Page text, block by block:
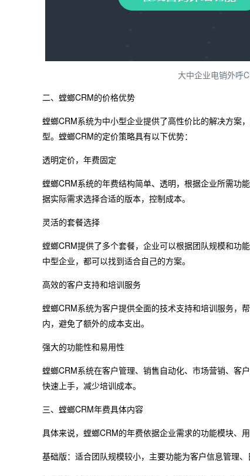
大中企业电销外呼
二、螳螂CRM的价格优势
螳螂CRM系统为中小型企业提供了高性价比的解决方案
型。螳螂CRM的定价策略具有以下优势：
透明定价，年费固定
螳螂CRM系统的年费结构简单、透明，根据企业所需功
据实际需求选择合适的版本，控制成本。
灵活的套餐选择
螳螂CRM提供了多个套餐，企业可以根据团队规模和功
中型企业，都可以找到适合自己的方案。
高效的客户支持和培训服务
螳螂CRM系统为客户提供全面的技术支持和培训服务，
内，避免了额外的成本支出。
强大的功能性和易用性
螳螂CRM系统在客户管理、销售自动化、市场营销、客
快速上手，减少培训成本。
三、螳螂CRM年费具体内容
具体来说，螳螂CRM的年费依据企业需求的功能模块、
基础版：适合团队规模较小，主要功能为客户信息管理